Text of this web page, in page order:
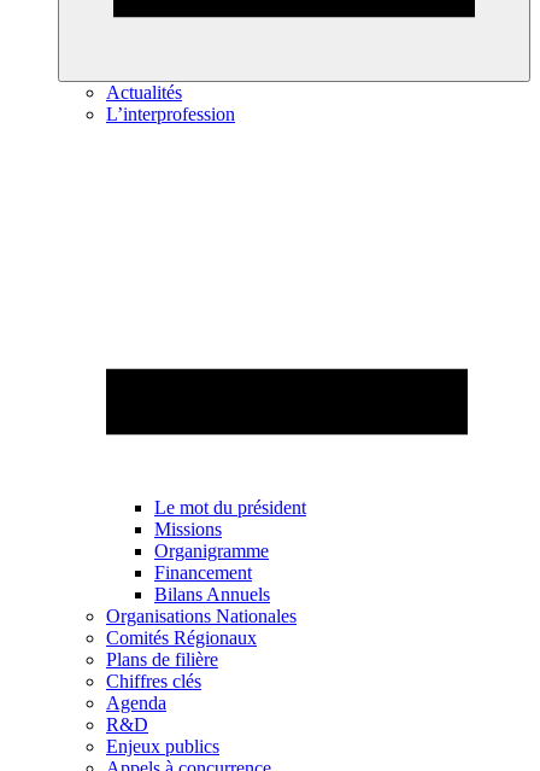
Actualités
L’interprofession
Le mot du président
Missions
Organigramme
Financement
Bilans Annuels
Organisations Nationales
Comités Régionaux
Plans de filière
Chiffres clés
Agenda
R&D
Enjeux publics